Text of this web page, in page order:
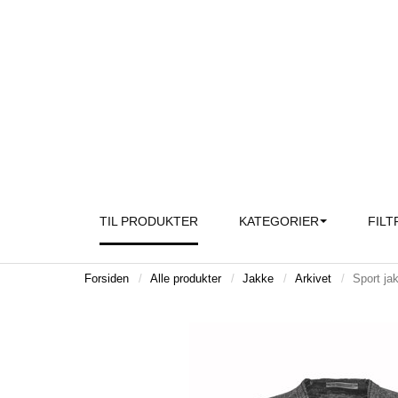
TIL PRODUKTER KATEGORIER
Forsiden Alle produkter Jakke Arkivet Sport